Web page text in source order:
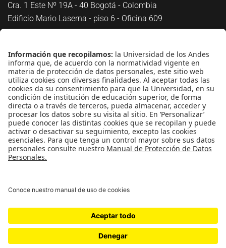
Cra. 1 Este Nº 19A - 40 Bogotá - Colombia
Edificio Mario Laserna - piso 6 - Oficina 609
+(571) 339 49 49 - Ext. 4830
Enlaces de interés
Línea de Transparencia Uniandes
Protección de datos Personales
Transparencia y Acceso a Información Pública
Universidad de los Andes | Vigilada
1297 del 30 de mayo de 1964.Reconocimiento personería
jurídica: Resolución 28 del 23 de febrero de 1949
Minjusticia.